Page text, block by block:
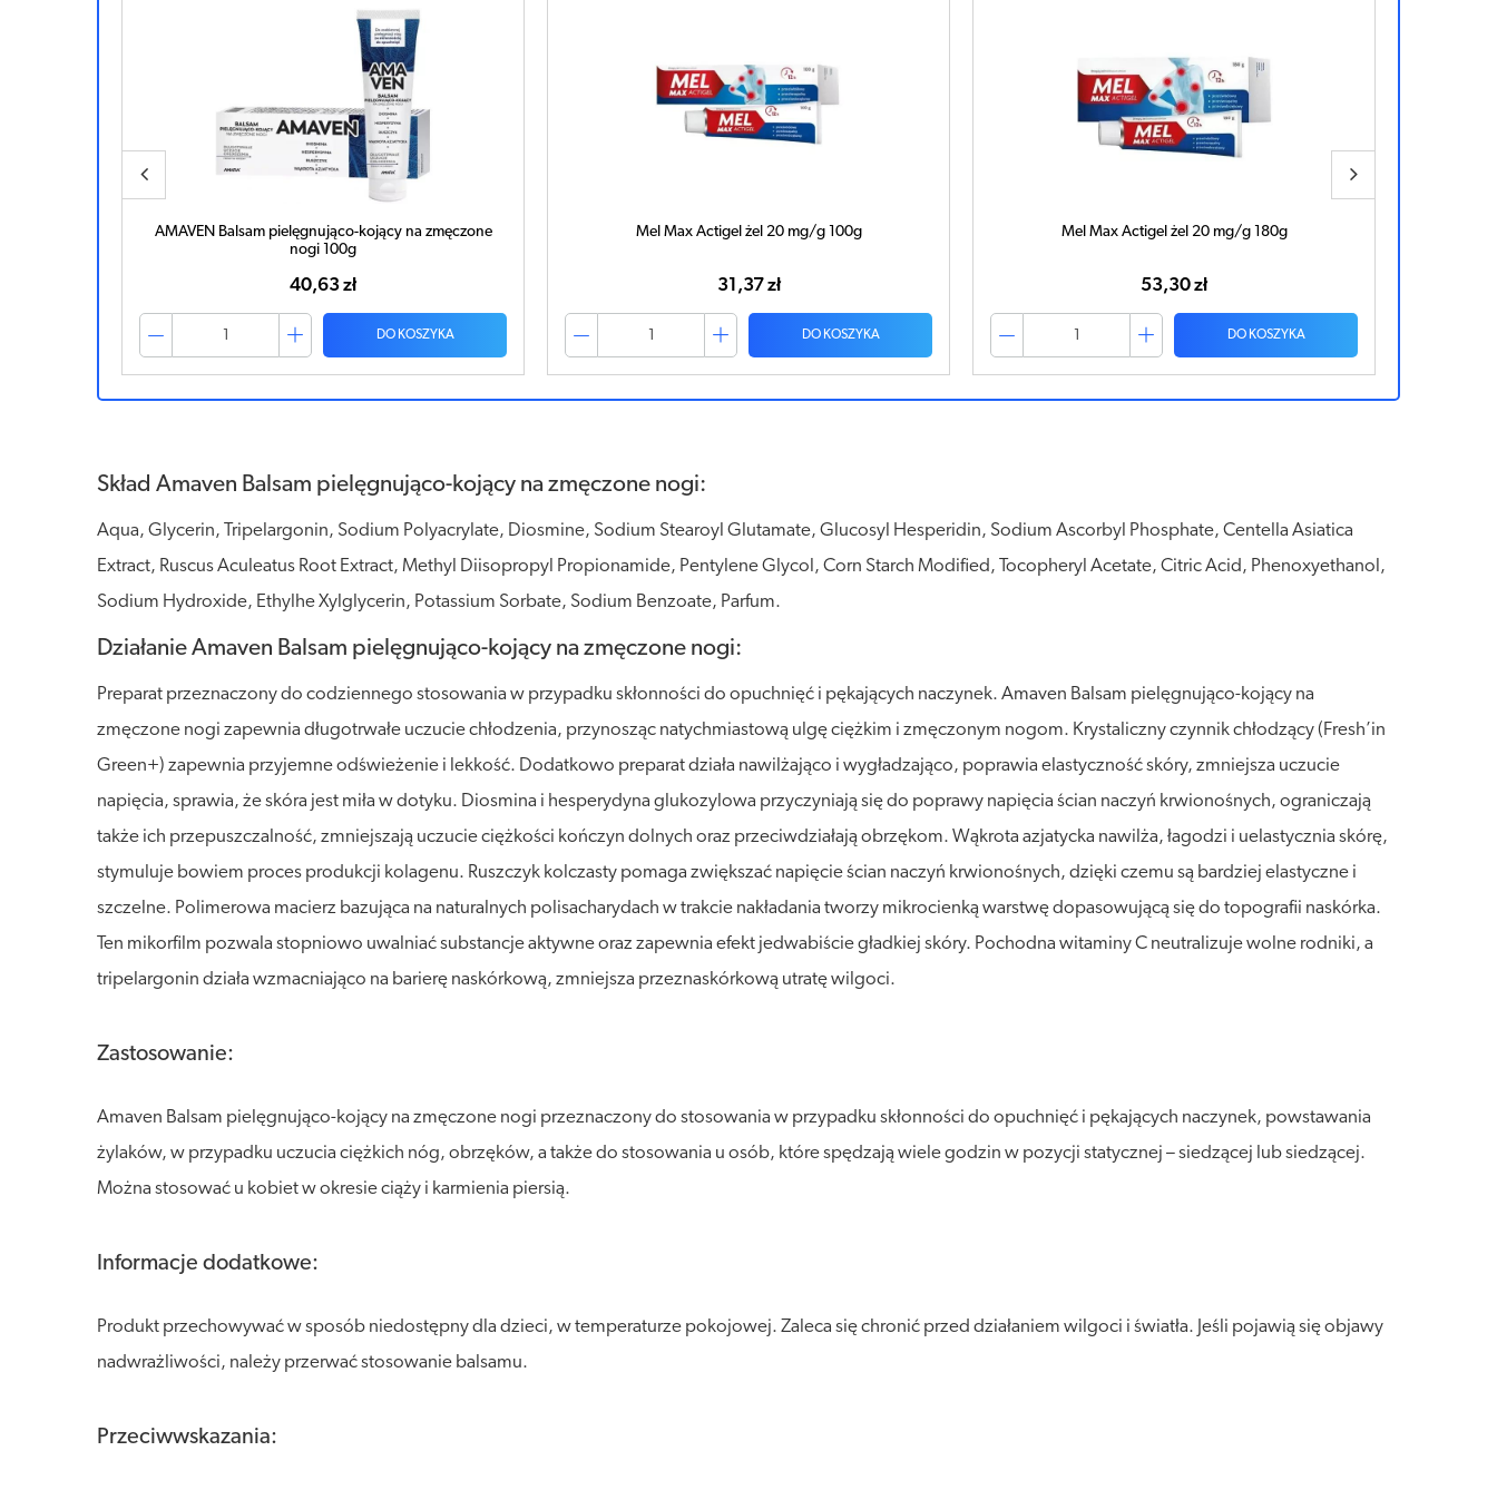
Mel Max Actigel żel 20 mg/g 100g
31,37 zł
DO KOSZYKA
Mel Max Actigel żel 20 mg/g 180g
53,30 zł
DO KOSZYKA
Mel Max Actigel żel 20 mg/g 50g
19,53 zł
DO KOSZYKA
Skład Amaven Balsam pielęgnująco-kojący na zmęczone nogi:
Aqua, Glycerin, Tripelargonin, Sodium Polyacrylate, Diosmine, Sodium Stearoyl Glutamate, Glucosyl Hesperidin, Sodium Ascorbyl Phosphate, Centella Asiatica
Extract, Ruscus Aculeatus Root Extract, Methyl Diisopropyl Propionamide, Pentylene Glycol, Corn Starch Modified, Tocopheryl Acetate, Citric Acid, Phenoxyethanol,
Sodium Hydroxide, Ethylhe Xylglycerin, Potassium Sorbate, Sodium Benzoate, Parfum.
Działanie Amaven Balsam pielęgnująco-kojący na zmęczone nogi:
Preparat przeznaczony do codziennego stosowania w przypadku skłonności do opuchnięć i pękających naczynek. Amaven Balsam pielęgnująco-kojący na
zmęczone nogi zapewnia długotrwałe uczucie chłodzenia, przynosząc natychmiastową ulgę ciężkim i zmęczonym nogom. Krystaliczny czynnik chłodzący (Fresh’in
Green+) zapewnia przyjemne odświeżenie i lekkość. Dodatkowo preparat działa nawilżająco i wygładzająco, poprawia elastyczność skóry, zmniejsza uczucie
napięcia, sprawia, że skóra jest miła w dotyku. Diosmina i hesperydyna glukozylowa przyczyniają się do poprawy napięcia ścian naczyń krwionośnych, ograniczają
także ich przepuszczalność, zmniejszają uczucie ciężkości kończyn dolnych oraz przeciwdziałają obrzękom. Wąkrota azjatycka nawilża, łagodzi i uelastycznia skórę,
stymuluje bowiem proces produkcji kolagenu. Ruszczyk kolczasty pomaga zwiększać napięcie ścian naczyń krwionośnych, dzięki czemu są bardziej elastyczne i
szczelne. Polimerowa macierz bazująca na naturalnych polisacharydach w trakcie nakładania tworzy mikrocienką warstwę dopasowującą się do topografii naskórka.
Ten mikorfilm pozwala stopniowo uwalniać substancje aktywne oraz zapewnia efekt jedwabiście gładkiej skóry. Pochodna witaminy C neutralizuje wolne rodniki, a
tripelargonin działa wzmacniająco na barierę naskórkową, zmniejsza przeznaskórkową utratę wilgoci.
Zastosowanie:
Amaven Balsam pielęgnująco-kojący na zmęczone nogi przeznaczony do stosowania w przypadku skłonności do opuchnięć i pękających naczynek, powstawania
żylaków, w przypadku uczucia ciężkich nóg, obrzęków, a także do stosowania u osób, które spędzają wiele godzin w pozycji statycznej – siedzącej lub siedzącej.
Można stosować u kobiet w okresie ciąży i karmienia piersią.
Informacje dodatkowe:
Produkt przechowywać w sposób niedostępny dla dzieci, w temperaturze pokojowej. Zaleca się chronić przed działaniem wilgoci i światła. Jeśli pojawią się objawy
nadwrażliwości, należy przerwać stosowanie balsamu.
Przeciwwskazania: